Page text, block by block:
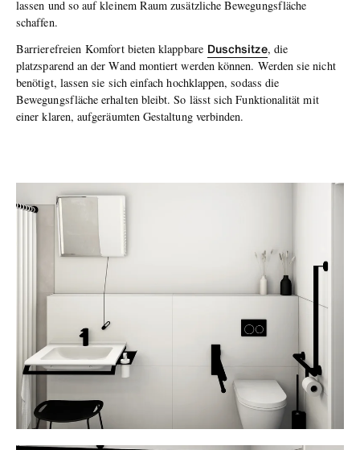
lassen und so auf kleinem Raum zusätzliche Bewegungsfläche
schaffen.
Barrierefreien Komfort bieten klappbare Duschsitze, die
platzsparend an der Wand montiert werden können. Werden sie nicht
benötigt, lassen sie sich einfach hochklappen, sodass die
Bewegungsfläche erhalten bleibt. So lässt sich Funktionalität mit
einer klaren, aufgeräumten Gestaltung verbinden.